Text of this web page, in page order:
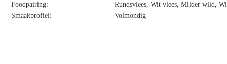
Foodpairing:
Rundsvlees, Wit vlees, Milder wild,
Smaakprofiel:
Volmondig